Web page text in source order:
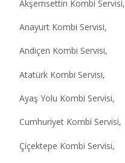
Akşemsettin Kombi Servisi,
Anayurt Kombi Servisi,
Andiçen Kombi Servisi,
Atatürk Kombi Servisi,
Ayaş Yolu Kombi Servisi,
Cumhuriyet Kombi Servisi,
Çiçektepe Kombi Servisi,